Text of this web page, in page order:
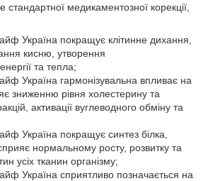
стандартної медикаментозної корекції,
Україна покращує клітинне дихання,
кисню, утворення
та тепла;
Україна гармонізувальна впливає на
зниженню рівня холестерину та
активації вуглеводного обміну та
Україна покращує синтез білка,
нормальному росту, розвитку та
усіх тканин організму;
Україна сприятливо позначається на